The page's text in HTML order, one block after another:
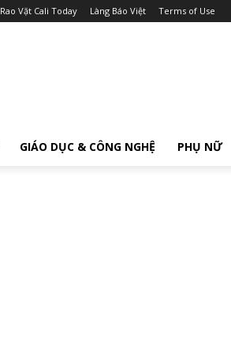
Rao Vặt Cali Today Làng Báo Việt Terms of Use
GIÁO DỤC & CÔNG NGHỆ PHỤ NỮ